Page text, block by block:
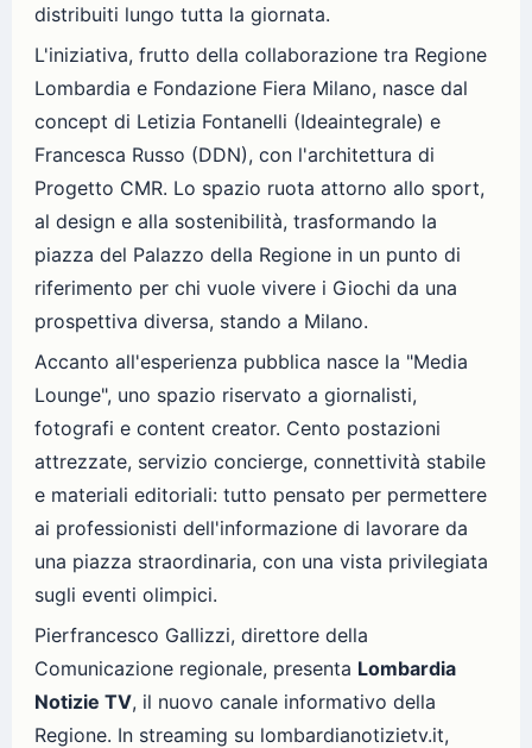
distribuiti lungo tutta la giornata.
L'iniziativa, frutto della collaborazione tra Regione
Lombardia e Fondazione Fiera Milano, nasce dal
concept di Letizia Fontanelli (Ideaintegrale) e
Francesca Russo (DDN), con l'architettura di
Progetto CMR. Lo spazio ruota attorno allo sport,
al design e alla sostenibilità, trasformando la
piazza del Palazzo della Regione in un punto di
riferimento per chi vuole vivere i Giochi da una
prospettiva diversa, stando a Milano.
Accanto all'esperienza pubblica nasce la "Media
Lounge", uno spazio riservato a giornalisti,
fotografi e content creator. Cento postazioni
attrezzate, servizio concierge, connettività stabile
e materiali editoriali: tutto pensato per permettere
ai professionisti dell'informazione di lavorare da
una piazza straordinaria, con una vista privilegiata
sugli eventi olimpici.
Pierfrancesco Gallizzi, direttore della
Comunicazione regionale, presenta Lombardia
Notizie TV, il nuovo canale informativo della
Regione. In streaming su lombardianotizietv.it,